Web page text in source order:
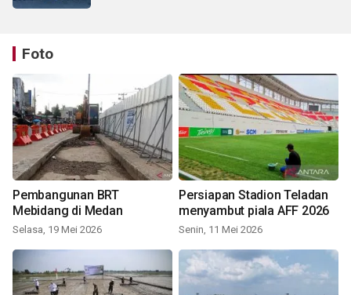
Foto
Pembangunan BRT
Mebidang di Medan
Selasa, 19 Mei 2026
Persiapan Stadion Teladan
menyambut piala AFF 2026
Senin, 11 Mei 2026